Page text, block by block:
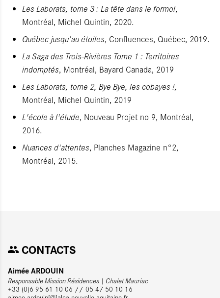
Les Laborats, tome 3 : La tête dans le formol,
Montréal, Michel Quintin, 2020.
Québec jusqu’au étoiles, Confluences, Québec, 2019.
La Saga des Trois-Rivières Tome 1 : Territoires
indomptés, Montréal, Bayard Canada, 2019
Les Laborats, tome 2, Bye Bye, les cobayes !,
Montréal, Michel Quintin, 2019
L'école à l'étude, Nouveau Projet no 9, Montréal,
2016.
Nuances d'attentes, Planches Magazine n°2,
Montréal, 2015.
CONTACTS
Aimée ARDOUIN
Responsable Mission Résidences | Chalet Mauriac
+33 (0)6 95 61 10 06 // 05 47 50 10 16